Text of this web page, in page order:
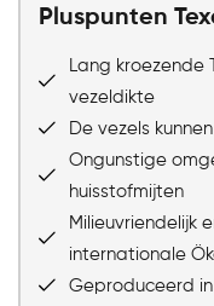
Pluspunten
Lang
vezeldikte
De vezels
Ongunstige
huisstofmijten
Milieuvriendelijk
internationale
Geproduceerd